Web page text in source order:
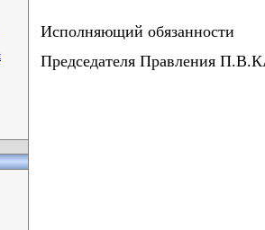
Исполняющий обязанности
Председателя Правления